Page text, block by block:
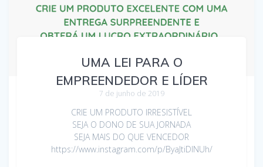
UMA LEI PARA O
EMPREENDEDOR E LÍDER
7 de junho de 2019
CRIE UM PRODUTO IRRESISTÍVEL
SEJA O DONO DE SUA JORNADA
SEJA MAIS DO QUE VENCEDOR
https://www.instagram.com/p/ByaJtiDlNUh/